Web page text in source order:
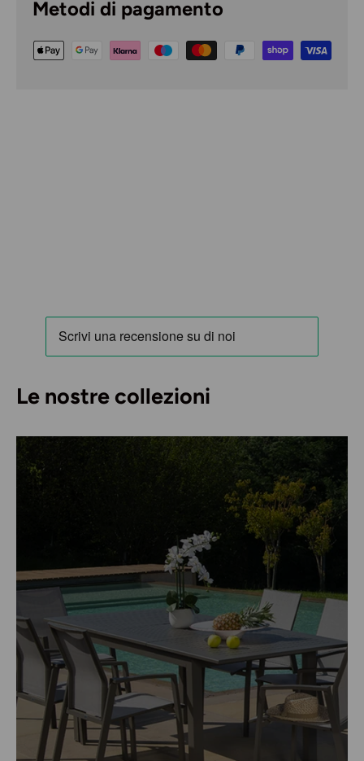
Metodi di pagamento
Le nostre collezioni